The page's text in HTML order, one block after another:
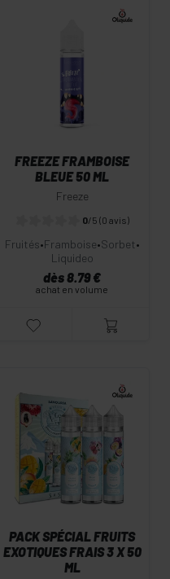
FREEZE FRAMBOISE
BLEUE 50 ML
Freeze
0/5 (0 avis)
Fruités•Framboise•Sorbet•
Liquideo
dès 8.79 €
achat en volume
PACK SPÉCIAL FRUITS
EXOTIQUES FRAIS 3 X 50
ML